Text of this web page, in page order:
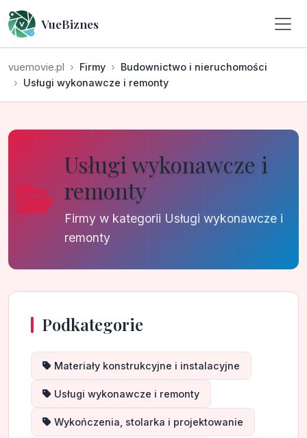
VueBiznes
vuemovie.pl Firmy
Budownictwo i nieruchomości
Usługi wykonawcze i remonty
Usługi wykonawcze i
remonty
Firmy w kategorii Usługi wykonawcze i
remonty
Podkategorie
Materiały konstrukcyjne i instalacyjne
Usługi wykonawcze i remonty
Wykończenia, stolarka i projektowanie